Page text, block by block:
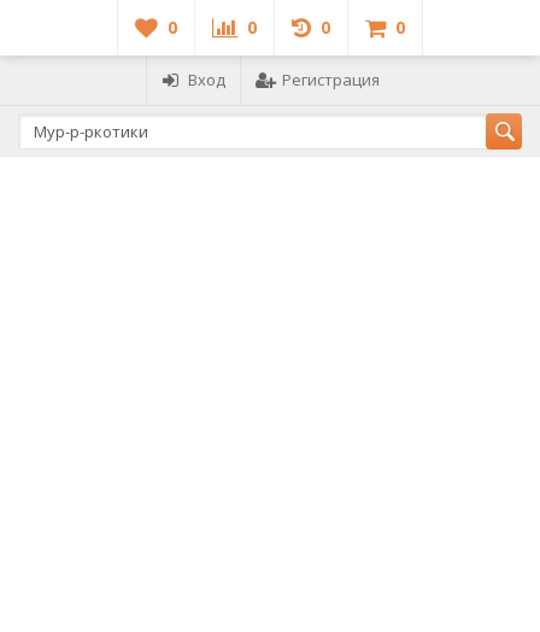
0 0 0 0
Вход Регистрация